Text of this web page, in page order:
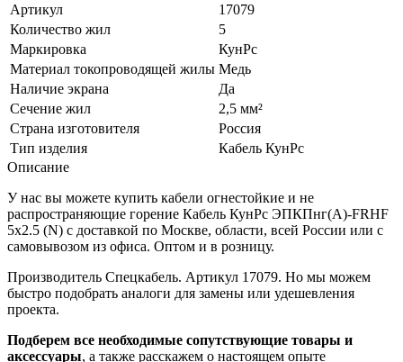
Артикул
17079
Количество жил
5
Маркировка
КунРс
Материал токопроводящей жилы Медь
Наличие экрана
Да
Сечение жил
2,5 мм²
Страна изготовителя
Россия
Тип изделия
Кабель КунРс
Описание
У нас вы можете купить кабели огнестойкие и не
распространяющие горение Кабель КунРс ЭПКПнг(А)-FRHF
5х2.5 (N) с доставкой по Москве, области, всей России или с
самовывозом из офиса. Оптом и в розницу.
Производитель Спецкабель. Артикул 17079. Но мы можем
быстро подобрать аналоги для замены или удешевления
проекта.
Подберем все необходимые сопутствующие товары и
аксессуары, а также расскажем о настоящем опыте